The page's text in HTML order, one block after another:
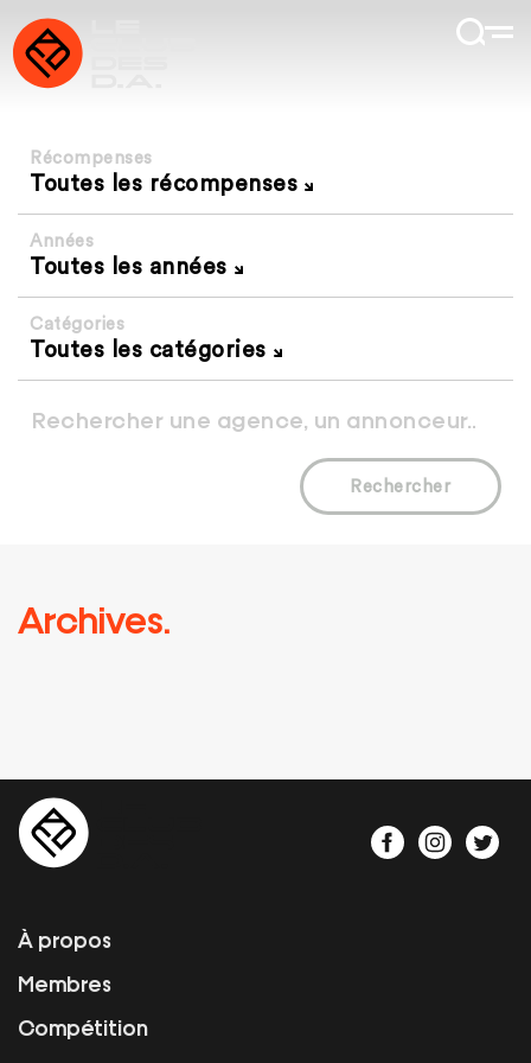
Récompenses
Toutes les récompenses
Années
Toutes les années
Catégories
Toutes les catégories
Rechercher
Archives.
À propos
Membres
Compétition